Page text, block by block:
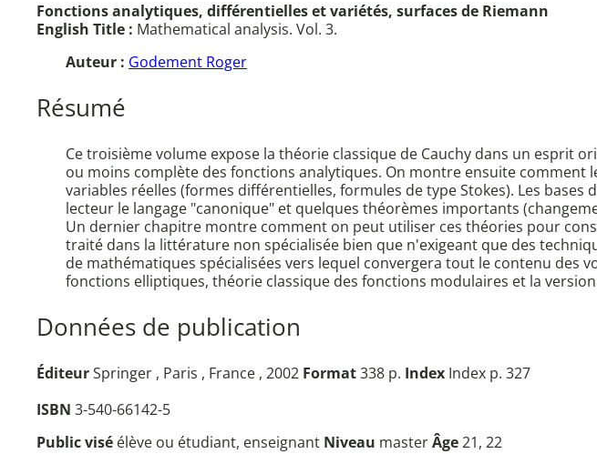
Fonctions analytiques, différentielles et variétés, surfaces de Riemann
English Title : Mathematical analysis. Vol. 3.
Auteur : Godement Roger
Résumé
Ce troisième volume expose la théorie classique de Cauchy dans un esprit
ou moins complète des fonctions analytiques. On montre ensuite comment
variables réelles (formes différentielles, formules de type Stokes). Les
lecteur le langage "canonique" et quelques théorèmes importants
Un dernier chapitre montre comment on peut utiliser ces théories pour
traité dans la littérature non spécialisée bien que n'exigeant que des
de mathématiques spécialisées vers lequel convergera tout le contenu des
fonctions elliptiques, théorie classique des fonctions modulaires et la
Données de publication
ÉditeurSpringer , Paris , France , 2002 Format338 p. Index Index p. 327
ISBN 3-540-66142-5
Public visé élève ou étudiant, enseignant Niveau masterÂge21, 22